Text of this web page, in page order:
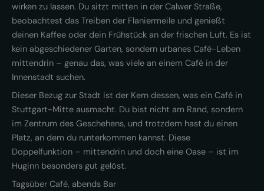
wirken zu lassen. Du sitzt mitten in der Calwer Straße,
beobachtest das Treiben der Flaniermeile und genießt
deinen Kaffee oder dein Frühstück an der frischen Luft. Es ist
kein abgeschiedener Garten, sondern urbanes Café-Leben
mittendrin – genau das, was viele an einem Café in der
Innenstadt suchen.
Dieser Bezug zur Stadt ist der Kern dessen, was ein Café in
Stuttgart-Mitte ausmacht. Du bist nicht am Rand, sondern
im Zentrum des Geschehens, und trotzdem hast du einen
Platz, an dem du runterkommen kannst. Diese
Doppelfunktion – mittendrin und doch eine Oase – ist im
Huginn besonders gut gelöst.
Tagsüber Café, abends Bar